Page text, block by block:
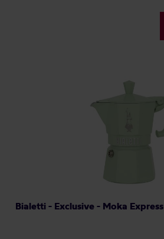
Bialetti - Exclusive - Moka